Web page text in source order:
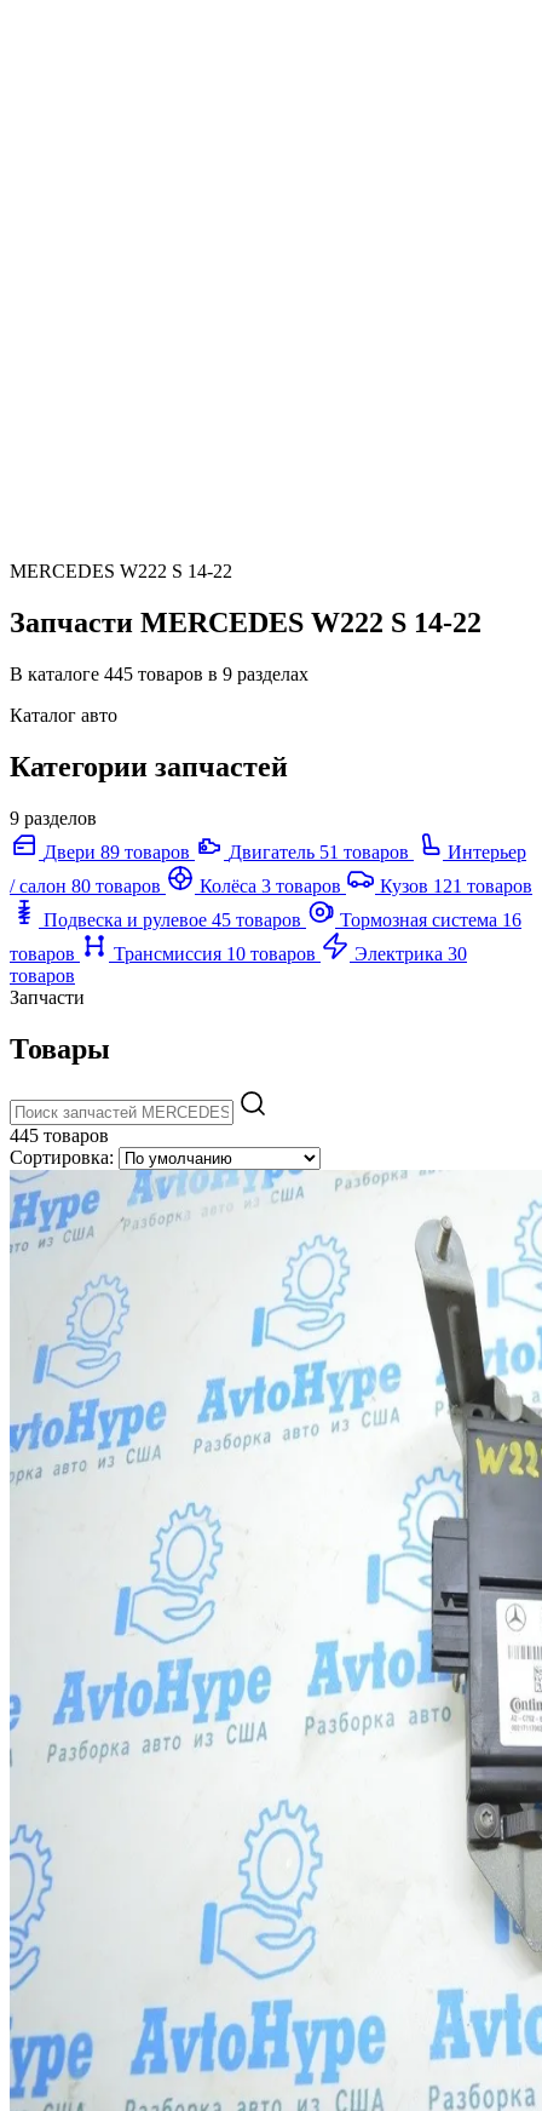
MERCEDES W222 S 14-22
Запчасти MERCEDES W222 S 14-22
В каталоге 445 товаров в 9 разделах
Каталог авто
Категории запчастей
9 разделов
Двери 89 товаров Двигатель 51 товаров
Интерьер
/ салон 80 товаров Колёса 3 товаров Кузов 121 товаров
Подвеска и рулевое 45 товаров Тормозная система 16
товаров
Трансмиссия 10 товаров Электрика 30
товаров
Запчасти
Товары
445 товаров
Сортировка: